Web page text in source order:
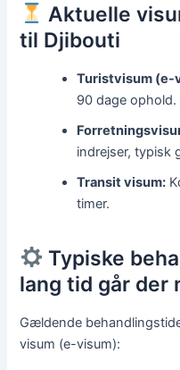
Aktuelle
til Djibouti
Turistvisum (e-
90 dage ophold.
indrejser, typisk
Transit visum:
timer.
Typiske
lang tid går der
Gældende
visum (e-visum):